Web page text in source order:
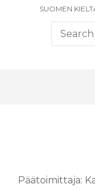
SUOMEN
Search
for:
Päätoimittaja: